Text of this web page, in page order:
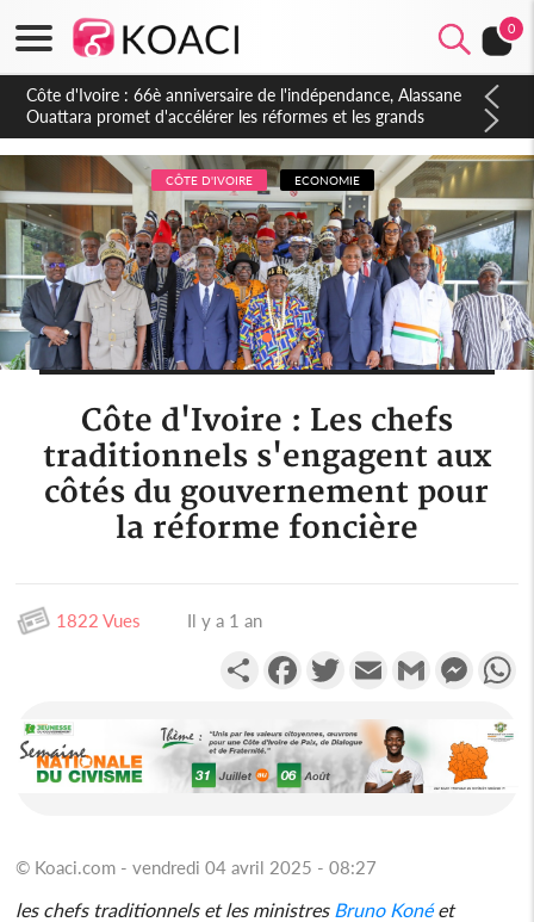
0
Côte d'Ivoire : À Abidjan, Amadou Oury Bah admire le modèle
ivoirien et veut s'en inspirer pour accélérer le développement
de la Guinée
CÔTE D'IVOIRE ECONOMIE
Côte d'Ivoire : Les chefs
traditionnels s'engagent aux
côtés du gouvernement pour
la réforme foncière
1822 Vues Il y a 1 an
PartagerFacebookTwitterEmail Gmail
© Koaci.com - vendredi 04 avril 2025 - 08:27
les chefs traditionnels et les ministres Bruno Konéet